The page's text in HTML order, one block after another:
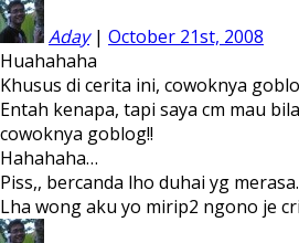
Aday| October 21st, 2008
Huahahaha
Khusus di cerita ini, cowoknya
Entah kenapa, tapi saya cm mau
cowoknya goblog!!
Hahahaha…
Piss,, bercanda lho duhai yg
Lha wong aku yo mirip2 ngono je